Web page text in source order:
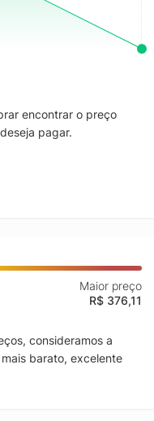
encontrar o preço
pagar.
Maior preço
R$ 376,11
consideramos a
barato, excelente